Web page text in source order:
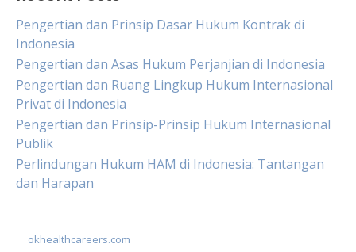
Pengertian dan Prinsip Dasar Hukum Kontrak di
Indonesia
Pengertian dan Asas Hukum Perjanjian di Indonesia
Pengertian dan Ruang Lingkup Hukum Internasional
Privat di Indonesia
Pengertian dan Prinsip-Prinsip Hukum Internasional
Publik
Perlindungan Hukum HAM di Indonesia: Tantangan
dan Harapan
okhealthcareers.com